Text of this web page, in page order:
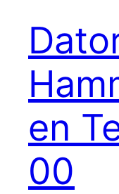
en
00